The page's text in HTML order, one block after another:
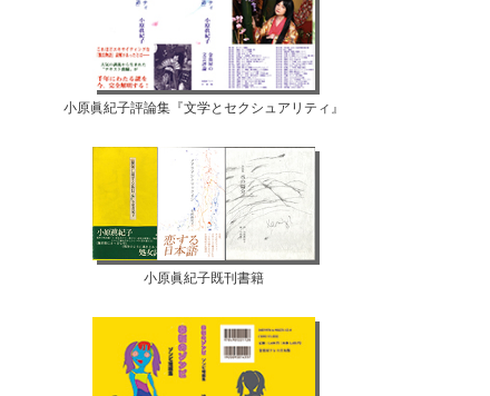
小原眞紀子評論集『文学とセクシュアリティ』
小原眞紀子既刊書籍